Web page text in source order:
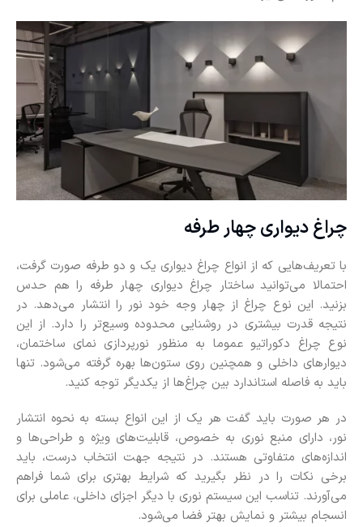
چراغ دیواری چهار طرفه
با تعریف‌هایی که از انواع چراغ دیواری یک و دو طرفه صورت گرفت،
احتمالا می‌توانید ساختار چراغ دیواری چهار طرفه را هم حدس
بزنید. این نوع چراغ از چهار وجه خود نور را انتشار می‌دهد. در
نتیجه قدرت بیشتری در روشنایی محدوده وسیع‌تر را دارد. از این
نوع چراغ دکوراتیو عموما به منظور نورپردازی نمای ساختمان،
دیوارهای داخلی و همچنین روی ستون‌ها بهره گرفته می‌شود. تنها
باید به فاصله استاندارد بین چراغ‌ها از یکدیگر توجه کنید.
در هر صورت باید گفت هر یک از این انواع بسته به نحوه انتشار
نور، دارای منبع نوری به خصوص، قابلیت‌های ویژه و طراحی‌ها و
اندازه‌های متفاوتی هستند. در نتیجه جهت انتخاب درست، باید
برخی نکات را در نظر بگیرید که شرایط بهتری برای شما فراهم
می‌آورند. تناسب این سیستم نوری با دیگر اجزای داخلی، عاملی برای
انسجام بیشتر و نمایش بهتر فضا می‌شود.